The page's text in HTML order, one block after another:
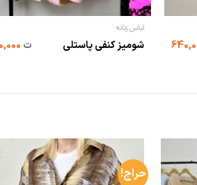
لباس زنانه
شومیز کنفی پاستلی ت
حراج!